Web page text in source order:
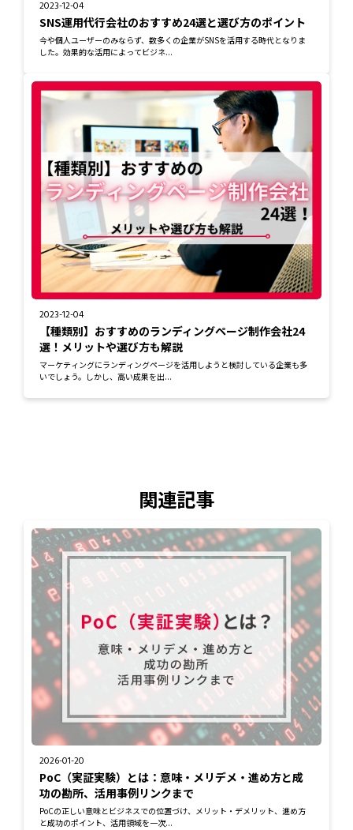
2023-12-04
SNS運用代行会社のおすすめ24選と選び方のポイント
今や個人ユーザーのみならず、数多くの企業がSNSを活用する時代となりま
した。効果的な活用によってビジネ...
2023-12-04
【種類別】おすすめのランディングページ制作会社24
選！メリットや選び方も解説
マーケティングにランディングページを活用しようと検討している企業も多
いでしょう。しかし、高い成果を出...
関連記事
2026-01-20
PoC（実証実験）とは：意味・メリデメ・進め方と成
功の勘所、活用事例リンクまで
PoCの正しい意味とビジネスでの位置づけ、メリット・デメリット、進め方
と成功のポイント、活用領域を一次...